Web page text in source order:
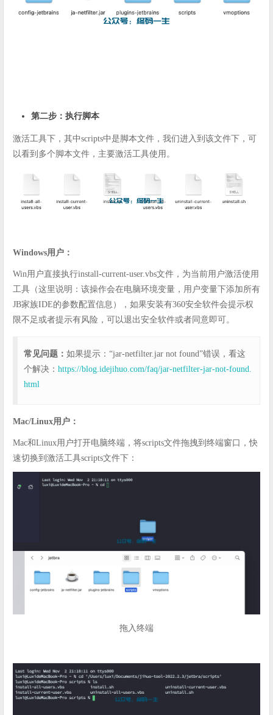
第二步：执行脚本
激活工具下，其中scripts中是脚本文件，我们进入到该文件下，可
以看到多个脚本文件，主要激活工具使用。
Windows用户：
Win用户直接执行install-current-user.vbs文件，为当前用户激活使用
工具（这里说明：该操作会在电脑环境变量，用户变量下添加所有
JB家族IDE的参数配置信息），如果安装有360安全软件会提示权
限不足或者提示有风险，可以退出安全软件或者同意即可。
常见问题： 如果提示：“jar-netfilter.jar not found”错误，看这
个解决： https://blog.idejihuo.com/faq/jar-netfilter-jar-not-found.
html
Mac/Linux用户：
Mac和Linux用户打开电脑终端，将scripts文件拖拽到终端窗口，快
速切换到激活工具scripts文件下：
拖入终端